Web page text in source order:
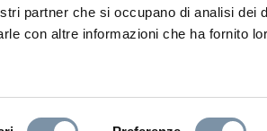
partner che si occupano di analisi dei
con altre informazioni che ha fornito